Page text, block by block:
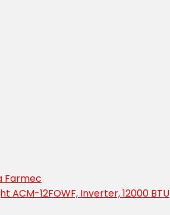
Farmec
12FOWF, Inverter, 12000 BTU